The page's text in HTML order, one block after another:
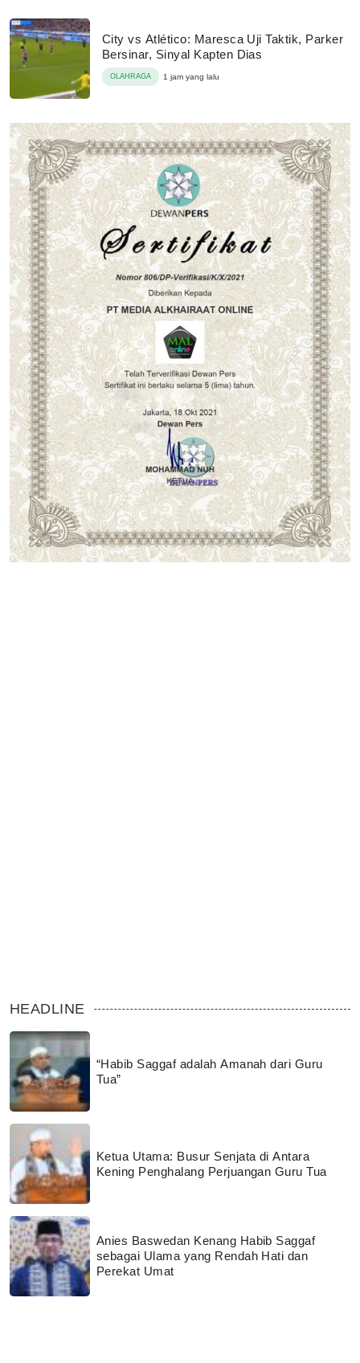
City vs Atlético: Maresca Uji Taktik, Parker
Bersinar, Sinyal Kapten Dias
OLAHRAGA 1 jam yang lalu
HEADLINE
“Habib Saggaf adalah Amanah dari Guru
Tua”
Ketua Utama: Busur Senjata di Antara
Kening Penghalang Perjuangan Guru Tua
Anies Baswedan Kenang Habib Saggaf
sebagai Ulama yang Rendah Hati dan
Perekat Umat